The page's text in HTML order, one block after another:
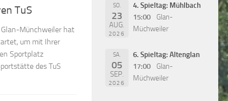
TuS
Münchweiler hat
um mit Ihrer
Sportplatz
des TuS
SO.
23
AUG.
2026
4. Spieltag: Mühlbach
15:00
Glan-
Müchweiler
SA.
05
SEP.
2026
6. Spieltag: Altenglan
17:00
Glan-
Müchweiler